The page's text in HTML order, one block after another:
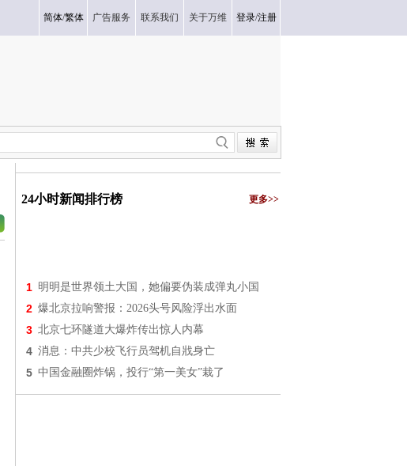
简体/繁体 广告服务 联系我们 关于万维 登录/注册
24小时新闻排行榜 更多>>
1 明明是世界领土大国，她偏要伪装成弹丸小国
2 爆北京拉响警报：2026头号风险浮出水面
3 北京七环隧道大爆炸传出惊人内幕
4 消息：中共少校飞行员驾机自戕身亡
5 中国金融圈炸锅，投行“第一美女”栽了